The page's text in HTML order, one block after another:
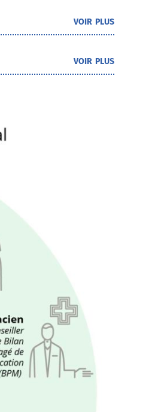
voir plus
voir plus